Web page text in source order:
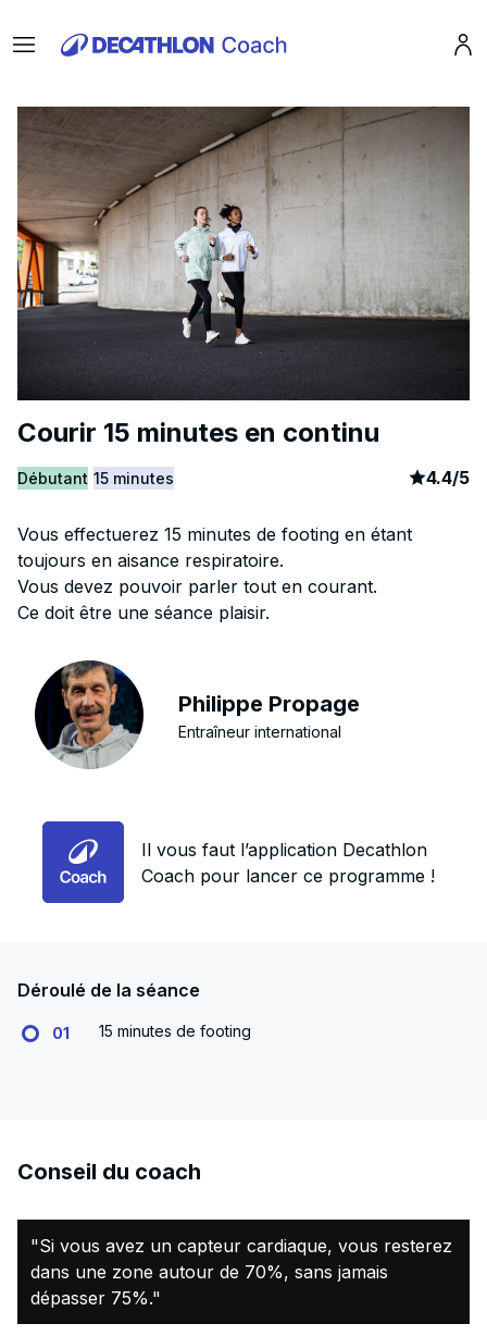
Menu
Courir 15 minutes en continu
Débutant 15 minutes article
4.4/5
Vous effectuerez 15 minutes de footing en étant
toujours en aisance respiratoire.
Vous devez pouvoir parler tout en courant.
Ce doit être une séance plaisir.
Philippe Propage
Entraîneur international
Il vous faut l’application Decathlon
Coach pour lancer ce programme !
Déroulé de la séance
01 15 minutes de footing
Conseil du coach
"Si vous avez un capteur cardiaque, vous resterez
dans une zone autour de 70%, sans jamais
dépasser 75%."